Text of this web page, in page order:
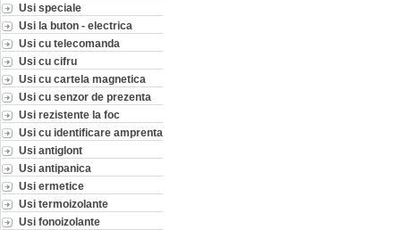
Usi speciale
Usi la buton - electrica
Usi cu telecomanda
Usi cu cifru
Usi cu cartela magnetica
Usi cu senzor de prezenta
Usi rezistente la foc
Usi cu identificare amprenta
Usi antiglont
Usi antipanica
Usi ermetice
Usi termoizolante
Usi fonoizolante